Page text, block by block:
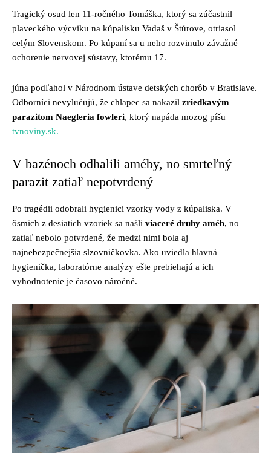
Tragický osud len 11-ročného Tomáška, ktorý sa zúčastnil
plaveckého výcviku na kúpalisku Vadaš v Štúrove, otriasol
celým Slovenskom. Po kúpaní sa u neho rozvinulo závažné
ochorenie nervovej sústavy, ktorému 17.
júna podľahol v Národnom ústave detských chorôb v Bratislave.
Odborníci nevylučujú, že chlapec sa nakazil zriedkavým
parazitom Naegleria fowleri, ktorý napáda mozog píšu
tvnoviny.sk.
V bazénoch odhalili améby, no smrteľný
parazit zatiaľ nepotvrdený
Po tragédii odobrali hygienici vzorky vody z kúpaliska. V
ôsmich z desiatich vzoriek sa našli viaceré druhy améb, no
zatiaľ nebolo potvrdené, že medzi nimi bola aj
najnebezpečnejšia slzovničkovka. Ako uviedla hlavná
hygienička, laboratórne analýzy ešte prebiehajú a ich
vyhodnotenie je časovo náročné.